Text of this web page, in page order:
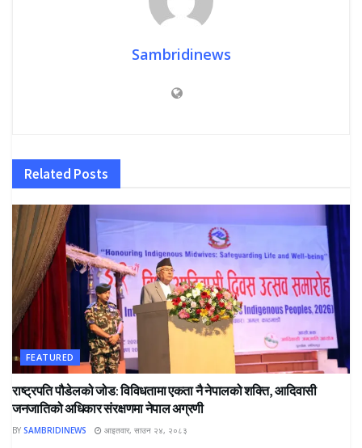
Sambridinews
Related Posts
FEATURED
राष्ट्रपति पौडेलको जोड: विविधतामा एकता नै नेपालको शक्ति, आदिवासी
जनजातिको अधिकार संरक्षणमा नेपाल अग्रणी
BY SAMBRIDINEWS आइतवार, साउन २४, २०८३